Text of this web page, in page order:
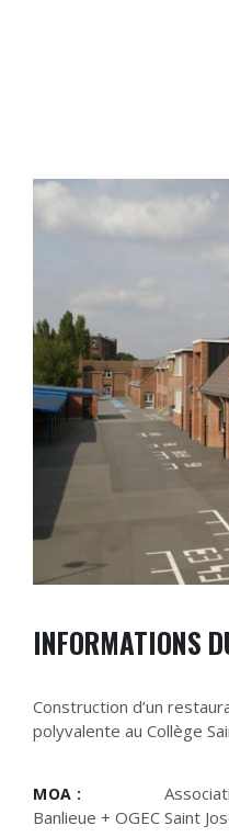
INFORMATIONS
Construction d’un
polyvalente au Collège
MOA :
Banlieue + OGEC Saint